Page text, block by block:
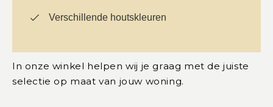
Verschillende houtskleuren
In onze winkel helpen wij je graag met de juiste
selectie op maat van jouw woning.